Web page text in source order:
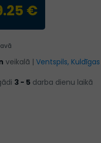
€
veikalā | Ventspils,
3 - 5 darba dienu laikā